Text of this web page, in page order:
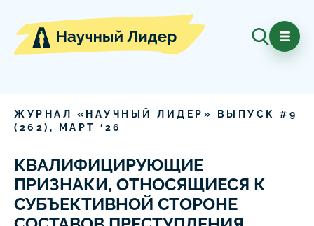
ЖУРНАЛ «НАУЧНЫЙ ЛИДЕР» ВЫПУСК # 9
( 262), МАРТ ‘ 26
КВАЛИФИЦИРУЮЩИЕ
ПРИЗНАКИ, ОТНОСЯЩИЕСЯ К
СУБЪЕКТИВНОЙ СТОРОНЕ